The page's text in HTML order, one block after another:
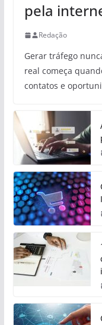
pela
Redação
Gerar tráfego
real começa
contatos e